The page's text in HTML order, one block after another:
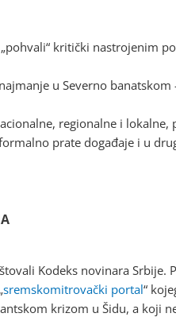
kritički nastrojenim
u Severno banatskom
regionalne i lokalne,
prate događaje i u
Kodeks novinara Srbije.
sremskomitrovački portal“
krizom u Šidu, a koji